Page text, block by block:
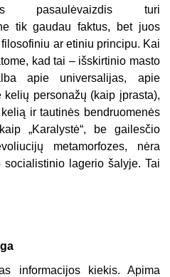
pasaulėvaizdis turi
tik gaudau faktus, bet juos
ar etiniu principu. Kai
kad tai – išskirtinio masto
apie universalijas, apie
personažų (kaip įprasta),
ir tautinės bendruomenės
„Karalystė“, be gailesčio
metamorfozes, nėra
lagerio šalyje. Tai
informacijos kiekis. Apima